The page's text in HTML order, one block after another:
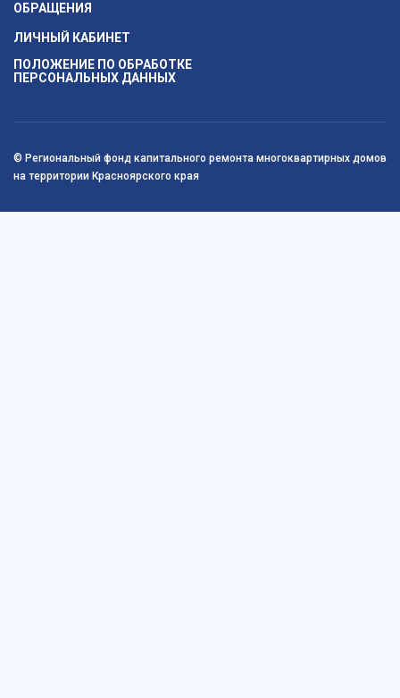
ОБРАЩЕНИЯ
ЛИЧНЫЙ КАБИНЕТ
ПОЛОЖЕНИЕ ПО ОБРАБОТКЕ
ПЕРСОНАЛЬНЫХ ДАННЫХ
© Региональный фонд капитального ремонта многоквартирных домов
на территории Красноярского края